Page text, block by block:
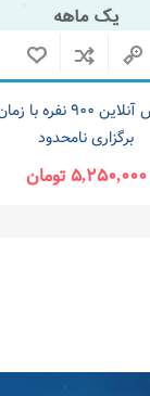
کلاس آنلاین ۹۰۰ نفره با
برگزاری نامحدود
۵,۲۵۰,۰۰۰ تومان